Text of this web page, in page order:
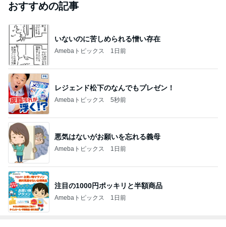
おすすめの記事
いないのに苦しめられる憎い存在
Amebaトピックス 1日前
レジェンド松下のなんでもプレゼン！
Amebaトピックス 5秒前
悪気はないがお願いを忘れる義母
Amebaトピックス 1日前
注目の1000円ポッキリと半額商品
Amebaトピックス 1日前